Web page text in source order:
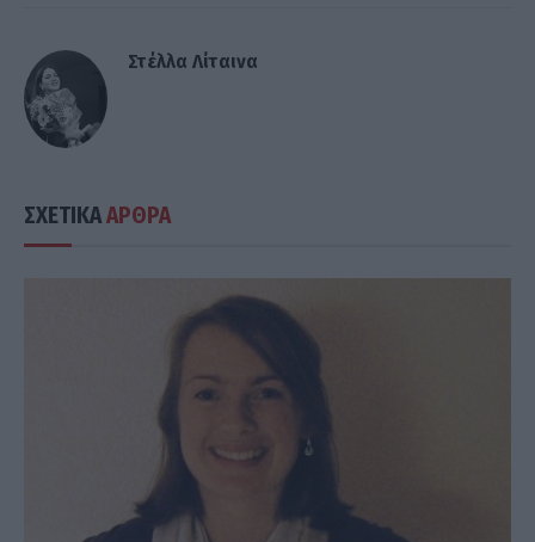
Στέλλα Λίταινα
ΣΧΕΤΙΚΑΑΡΘΡΑ